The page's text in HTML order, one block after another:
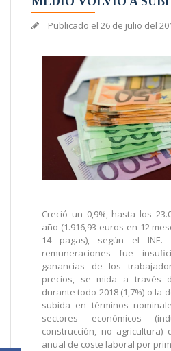
Publicado el 26 de julio del
Creció un 0,9%, hasta los
año (1.916,93 euros en 12
14 pagas), según el
remuneraciones fue
ganancias de los
precios, se mida a través
durante todo 2018 (1,7%) o la
subida en términos
sectores económicos
construcción, no
anual de coste laboral por